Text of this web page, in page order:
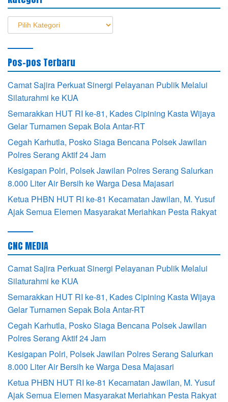
Kategori
Pos-pos Terbaru
Camat Sajira Perkuat Sinergi Pelayanan Publik Melalui
Silaturahmi ke KUA
Semarakkan HUT RI ke-81, Kades Cipining Kasta Wijaya
Gelar Turnamen Sepak Bola Antar-RT
Cegah Karhutla, Posko Siaga Bencana Polsek Jawilan
Polres Serang Aktif 24 Jam
Kesigapan Polri, Polsek Jawilan Polres Serang Salurkan
8.000 Liter Air Bersih ke Warga Desa Majasari
Ketua PHBN HUT RI ke-81 Kecamatan Jawilan, M. Yusuf
Ajak Semua Elemen Masyarakat Meriahkan Pesta Rakyat
CNC MEDIA
Camat Sajira Perkuat Sinergi Pelayanan Publik Melalui
Silaturahmi ke KUA
Semarakkan HUT RI ke-81, Kades Cipining Kasta Wijaya
Gelar Turnamen Sepak Bola Antar-RT
Cegah Karhutla, Posko Siaga Bencana Polsek Jawilan
Polres Serang Aktif 24 Jam
Kesigapan Polri, Polsek Jawilan Polres Serang Salurkan
8.000 Liter Air Bersih ke Warga Desa Majasari
Ketua PHBN HUT RI ke-81 Kecamatan Jawilan, M. Yusuf
Ajak Semua Elemen Masyarakat Meriahkan Pesta Rakyat